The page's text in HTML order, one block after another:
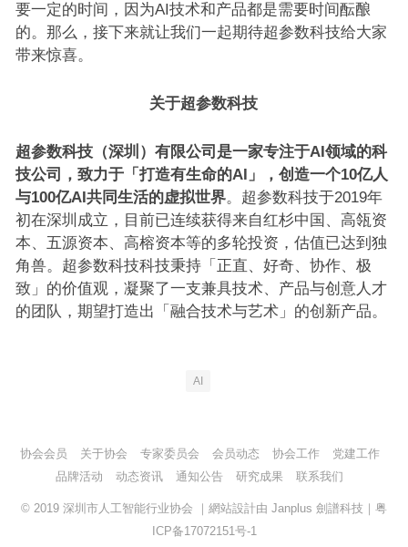
要一定的时间，因为AI技术和产品都是需要时间酝酿
的。那么，接下来就让我们一起期待超参数科技给大家
带来惊喜。
关于超参数科技
超参数科技（深圳）有限公司是一家专注于AI领域的科
技公司，致力于「打造有生命的AI」，创造一个10亿人
与100亿AI共同生活的虚拟世界。超参数科技于2019年
初在深圳成立，目前已连续获得来自红杉中国、高瓴资
本、五源资本、高榕资本等的多轮投资，估值已达到独
角兽。超参数科技科技秉持「正直、好奇、协作、极
致」的价值观，凝聚了一支兼具技术、产品与创意人才
的团队，期望打造出「融合技术与艺术」的创新产品。
AI
协会会员 关于协会 专家委员会 会员动态 协会工作
党建工作
品牌活动
动态资讯 通知公告 研究成果 联系我们
© 2019 深圳市人工智能行业协会 ｜網站設計由 Janplus 劍譜科技
粤
ICP备17072151号-1